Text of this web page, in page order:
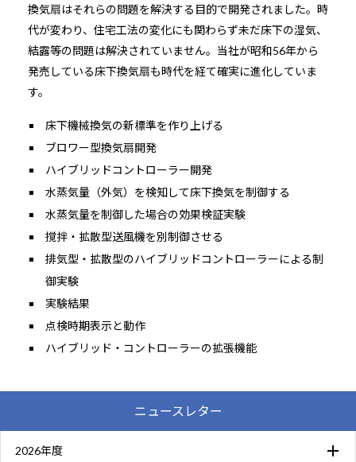
換気扇はそれらの問題を解決する目的で開発されました。時
代が変わり、住宅工法の変化にも関わらず未だ床下の湿気、
結露等の問題は解決されていません。当社が昭和56年から
発売している床下換気扇も時代を経て確実に進化していま
す。
床下機械換気の新標準を作り上げる
ブロワー型換気扇開発
ハイブリッドコントローラー開発
水蒸気量（外気）を検知して床下換気を制御する
水蒸気量を制御した場合の効果検証実験
撹拌・拡散型送風機を別制御させる
排気型・拡散型のハイブリッドコントローラーによる制
御実験
実験結果
点検時期表示と動作
ハイブリッド・コントローラーの拡張機能
ニュースレター
2026年度